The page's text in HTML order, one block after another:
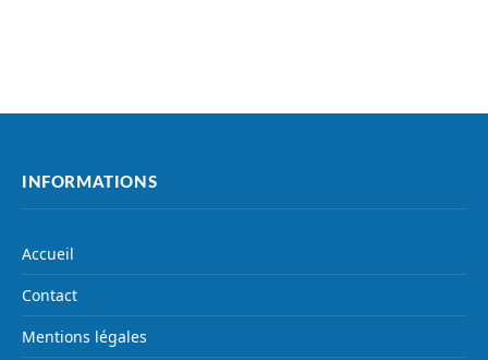
INFORMATIONS
Accueil
Contact
Mentions légales